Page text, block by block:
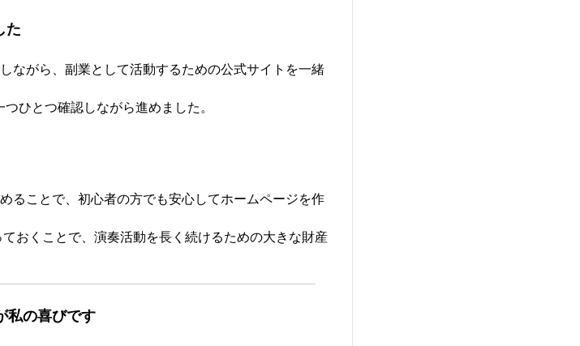
た
ながら、副業として活動するための公式サイトを一緒
ひとつ確認しながら進めました。
ることで、初心者の方でも安心してホームページを作
おくことで、演奏活動を長く続けるための大きな財産
私の喜びです